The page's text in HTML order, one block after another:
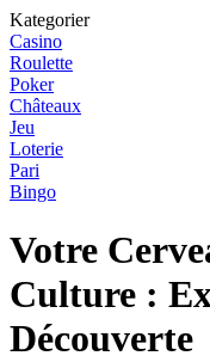
Kategorier
Casino
Roulette
Poker
Châteaux
Jeu
Loterie
Pari
Bingo
Votre
Culture :
Découverte